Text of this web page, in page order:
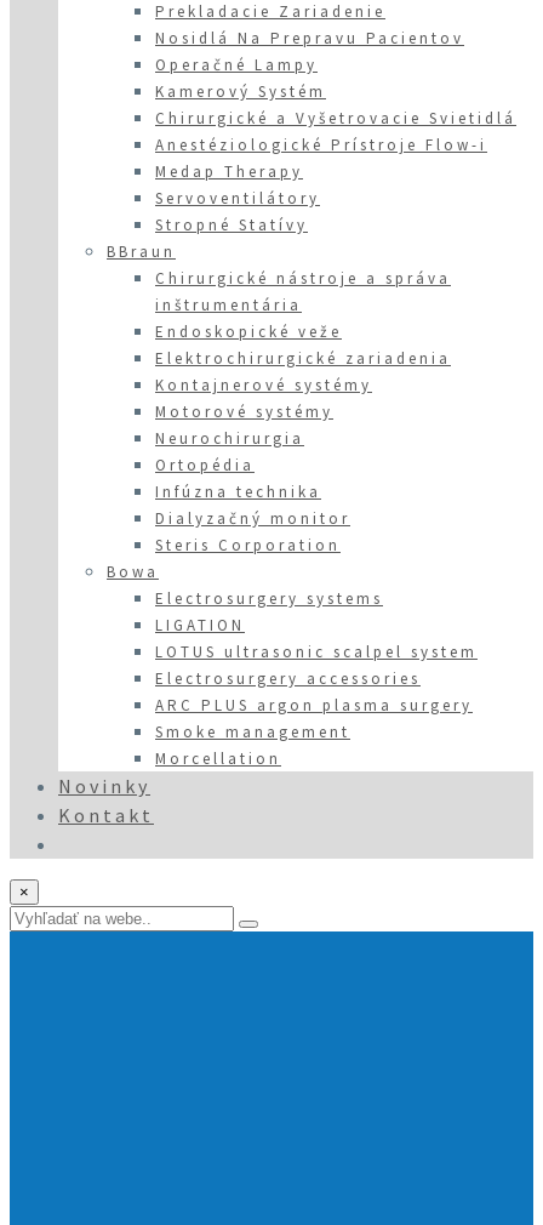
Prekladacie Zariadenie
Nosidlá Na Prepravu Pacientov
Operačné Lampy
Kamerový Systém
Chirurgické a Vyšetrovacie Svietidlá
Anestéziologické Prístroje Flow-i
Medap Therapy
Servoventilátory
Stropné Statívy
BBraun
Chirurgické nástroje a správa
inštrumentária
Endoskopické veže
Elektrochirurgické zariadenia
Kontajnerové systémy
Motorové systémy
Neurochirurgia
Ortopédia
Infúzna technika
Dialyzačný monitor
Steris Corporation
Bowa
Electrosurgery systems
LIGATION
LOTUS ultrasonic scalpel system
Electrosurgery accessories
ARC PLUS argon plasma surgery
Smoke management
Morcellation
Novinky
Kontakt
×